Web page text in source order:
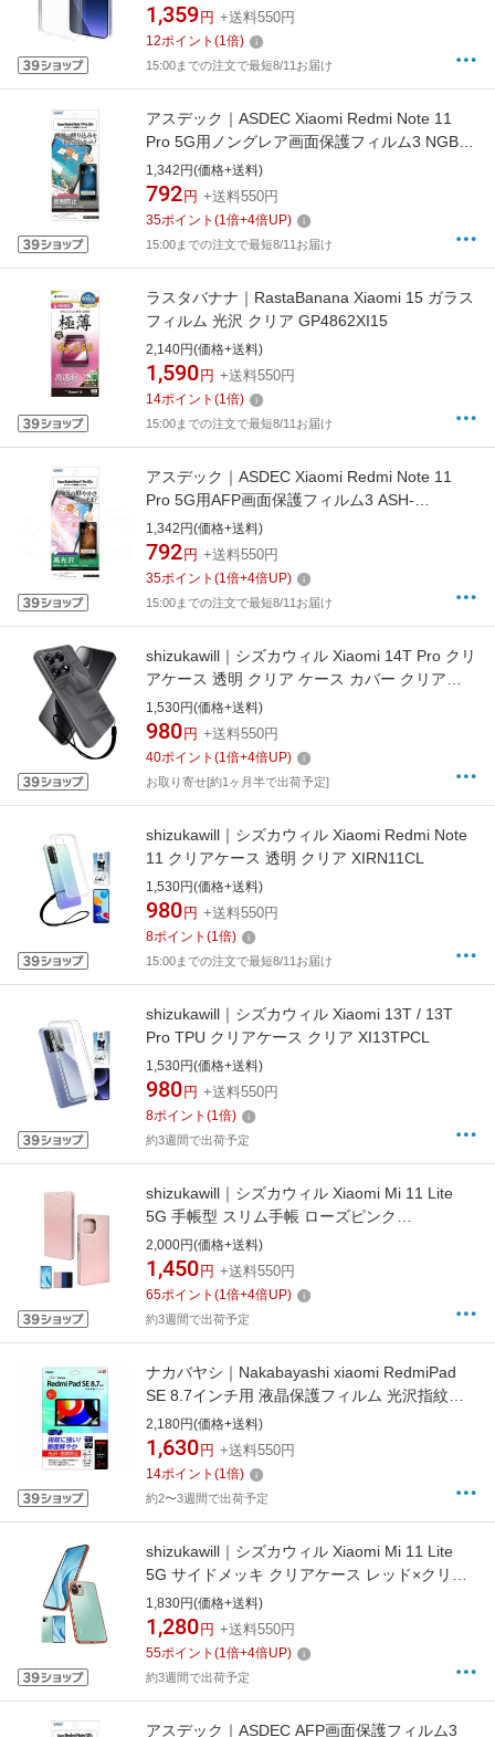
1,359 円 +送料550円
12ポイント (1倍)
15:00までの注文で最短8/11お届け
アスデック｜ASDEC Xiaomi Redmi Note 11
Pro 5G用ノングレア画面保護フィルム3 NGB-
MIRN11P
1,342円(価格+送料)
792 円 +送料550円
35ポイント (1倍+4倍UP)
15:00までの注文で最短8/11お届け
ラスタバナナ｜RastaBanana Xiaomi 15 ガラス
フィルム 光沢 クリア GP4862XI15
2,140円(価格+送料)
1,590 円 +送料550円
14ポイント (1倍)
15:00までの注文で最短8/11お届け
アスデック｜ASDEC Xiaomi Redmi Note 11
Pro 5G用AFP画面保護フィルム3 ASH-
MIRN11P
1,342円(価格+送料)
792 円 +送料550円
35ポイント (1倍+4倍UP)
15:00までの注文で最短8/11お届け
shizukawill｜シズカウィル Xiaomi 14T Pro クリ
アケース 透明 クリア ケース カバー クリア
XI14TPCL
1,530円(価格+送料)
980 円 +送料550円
40ポイント (1倍+4倍UP)
お取り寄せ[約1ヶ月半で出荷予定]
shizukawill｜シズカウィル Xiaomi Redmi Note
11 クリアケース 透明 クリア XIRN11CL
1,530円(価格+送料)
980 円 +送料550円
8ポイント (1倍)
15:00までの注文で最短8/11お届け
shizukawill｜シズカウィル Xiaomi 13T / 13T
Pro TPU クリアケース クリア XI13TPCL
1,530円(価格+送料)
980 円 +送料550円
8ポイント (1倍)
約3週間で出荷予定
shizukawill｜シズカウィル Xiaomi Mi 11 Lite
5G 手帳型 スリム手帳 ローズピンク
XIM11LSLROPI
2,000円(価格+送料)
1,450 円 +送料550円
65ポイント (1倍+4倍UP)
約3週間で出荷予定
ナカバヤシ｜Nakabayashi xiaomi RedmiPad
SE 8.7インチ用 液晶保護フィルム 光沢指紋防
止 TBF-XIT01FLS
2,180円(価格+送料)
1,630 円 +送料550円
14ポイント (1倍)
約2〜3週間で出荷予定
shizukawill｜シズカウィル Xiaomi Mi 11 Lite
5G サイドメッキ クリアケース レッド×クリア
XIM11LCLRE
1,830円(価格+送料)
1,280 円 +送料550円
55ポイント (1倍+4倍UP)
約3週間で出荷予定
アスデック｜ASDEC AFP画面保護フィルム3